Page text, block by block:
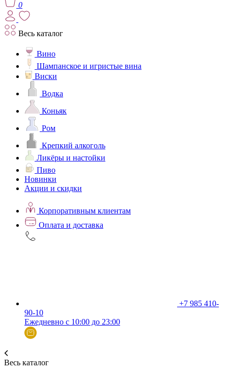
0
Весь каталог
Вино
Шампанское и игристые вина
Виски
Водка
Коньяк
Ром
Крепкий алкоголь
Ликёры и настойки
Пиво
Новинки
Акции и скидки
Корпоративным клиентам
Оплата и доставка
+7 985 410-
90-10
Ежедневно с 10:00 до 23:00
Весь каталог